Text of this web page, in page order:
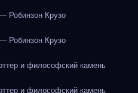
Робинзон Крузо
Робинзон Крузо
и философский камень
и философский камень